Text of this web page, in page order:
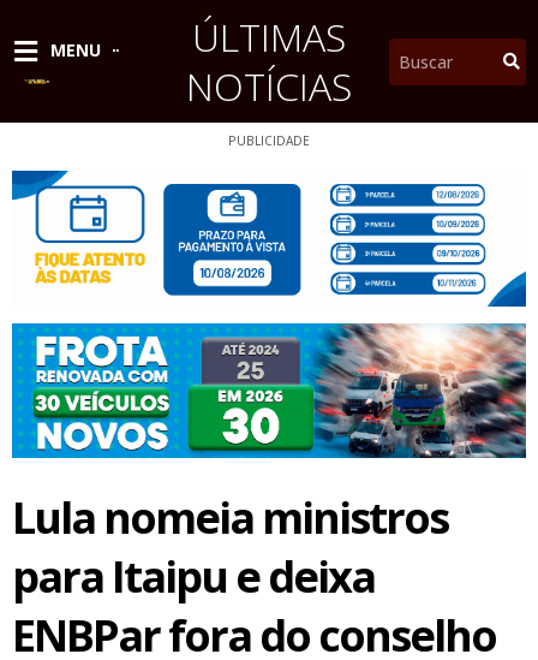
conteúdo
MENU
ÚLTIMAS
NOTÍCIAS
Pesquisar
PUBLICIDADE
Lula nomeia ministros
para Itaipu e deixa
ENBPar fora do conselho